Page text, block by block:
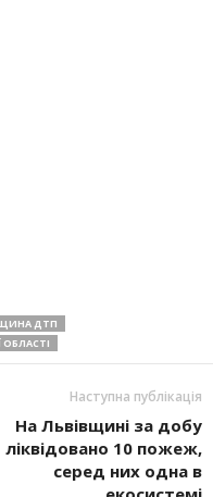
ДТП
ОБЛАСТІ
Наступна публікація
На Львівщині за добу
ліквідовано 10 пожеж,
серед них одна в